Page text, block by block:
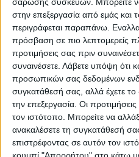
σάρωσης συσκευών. Μπορείτε να
στην επεξεργασία από εμάς και
περιγράφεται παραπάνω.
πρόσβαση σε πιο λεπτομερείς
προτιμήσεις σας πριν
συναινέσετε. Λάβετε υπόψη ότι
προσωπικών σας δεδομένων
συγκατάθεσή σας, αλλά έχετε το
την επεξεργασία. Οι
τον ιστότοπο. Μπορείτε να
ανακαλέσετε τη συγκατάθεσή
επιστρέφοντας σε αυτόν τον
χιλιομετρικές
καταβάλλονται στους
μετακινήσεις αυτές
αφού βασίζονται σε
όταν οι τιμές των
χαμηλότερες από τις
Σημειώνεται ακόμη
υπηρετούν υπάλληλοι